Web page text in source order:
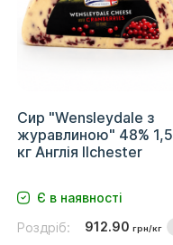
Сир "Wensleydale з
журавлиною" 48% 1,5
кг Англія Ilchester
Є в наявності
Роздріб:
912.90 грн/кг